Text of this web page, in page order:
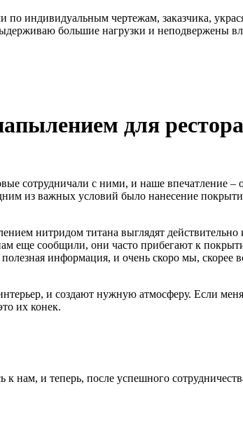
индивидуальным чертежам, заказчика,
большие нагрузки и
для
сотрудничали с ними, и наше впечатление –
из важных условий было нанесение
нитридом титана выглядят
еще сообщили, они часто прибегают к
информация, и очень скоро мы, скорее
и создают нужную атмосферу. Если
их конек.
нам, и теперь, после успешного